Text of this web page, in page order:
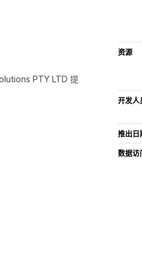
PTY LTD 提
资源
开发人
推出日
数据访